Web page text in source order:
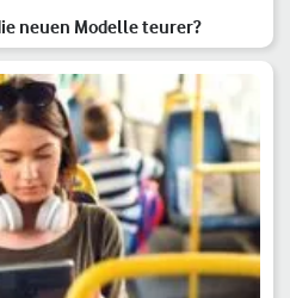
neuen Modelle teurer?